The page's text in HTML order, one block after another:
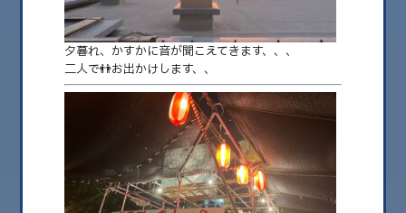
2026.08
2026.07
2026.06
夕暮れ、かすかに音が聞こえてきます、、、
二人で👬お出かけします、、